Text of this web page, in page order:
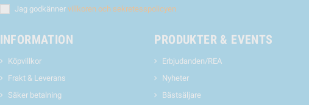
Jag godkänner villkoren och sekretesspolicyen
INFORMATION
Köpvillkor
Frakt & Leverans
Säker betalning
PRODUKTER & EVENTS
Erbjudanden/REA
Nyheter
Bästsäljare